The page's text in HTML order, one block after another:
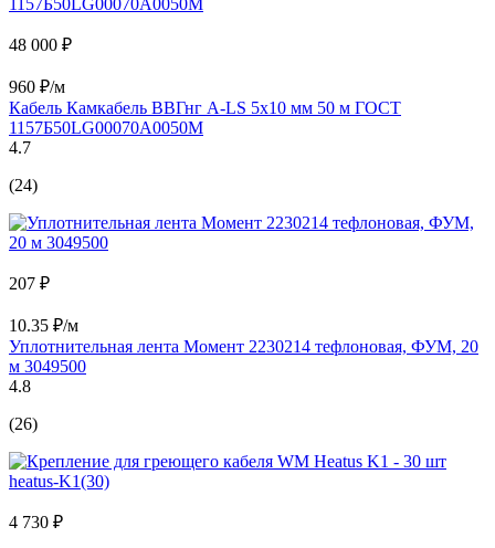
48 000 ₽
960 ₽/м
Кабель Камкабель ВВГнг А-LS 5x10 мм 50 м ГОСТ
1157Б50LG00070А0050М
4.7
(24)
207 ₽
10.35 ₽/м
Уплотнительная лента Момент 2230214 тефлоновая, ФУМ, 20
м 3049500
4.8
(26)
4 730 ₽